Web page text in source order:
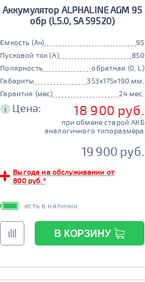
Аккумулятор ALPHALINE AGM 95
обр (L5.0, SA 59520)
Емкость (Ач)
95
Пусковой ток (А)
850
Полярность
обратная (0, L)
Габариты
353x175x190 мм.
Гарантия (мес)
24 мес.
i Цена: 18 900 руб.
при обмене старой АКБ
аналогичного типоразмера
19 900 руб.
Выгода на обслуживании от
800 руб.*
есть в наличии
В КОРЗИНУ